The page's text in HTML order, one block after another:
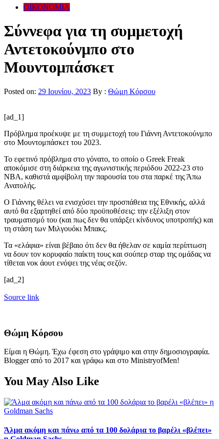
ΟΙΚΟΝΟΜΙΑ
Σύννεφα για τη συμμετοχή
Αντετοκούνμπο στο
Μουντομπάσκετ
Posted on: 29 Ιουνίου, 2023 By : Θώμη Κόρσου
[ad_1]
Πρόβλημα προέκυψε με τη συμμετοχή του Γιάννη Αντετοκούνμπο
στο Μουντομπάσκετ του 2023.
Το εφετινό πρόβλημα στο γόνατο, το οποίο ο Greek Freak
αποκόμισε στη διάρκεια της αγωνιστικής περιόδου 2022-23 στο
NBA, καθιστά αμφίβολη την παρουσία του στα παρκέ της Άπω
Ανατολής.
Ο Γιάννης θέλει να ενισχύσει την προσπάθεια της Εθνικής, αλλά
αυτό θα εξαρτηθεί από δύο προϋποθέσεις: την εξέλιξη στον
τραυματισμό του (και πως δεν θα υπάρξει κίνδυνος υποτροπής) και
τη στάση των Μιλγουόκι Μπακς.
Τα «ελάφια» είναι βέβαιο ότι δεν θα ήθελαν σε καμία περίπτωση
να δουν τον κορυφαίο παίκτη τους και σούπερ σταρ της ομάδας να
τίθεται νοκ άουτ ενόψει της νέας σεζόν.
[ad_2]
Source link
Θώμη Κόρσου
Είμαι η Θώμη. Έχω έφεση στο γράψιμο και στην δημοσιογραφία.
Blogger από το 2017 και γράφω και στο MinistryofMen!
You May Also Like
Άλμα ακόμη και πάνω από τα 100 δολάρια το βαρέλι «βλέπει»